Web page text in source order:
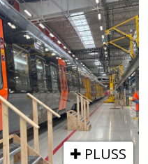
PLUSS